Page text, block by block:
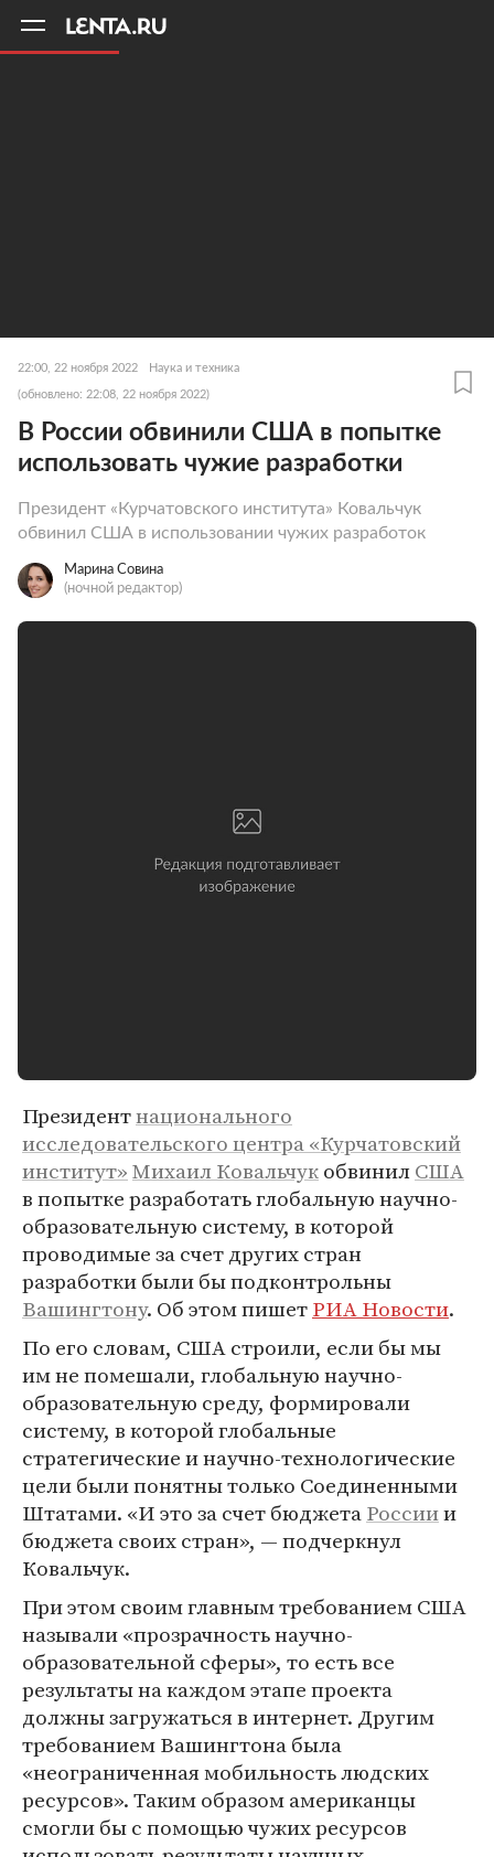
22:00, 22 ноября 2022 Наука и техника
(обновлено: 22:08, 22 ноября 2022)
В России обвинили США в попытке
использовать чужие разработки
Президент «Курчатовского института» Ковальчук
обвинил США в использовании чужих разработок
Марина Совина
(ночной редактор)
Президентнационального
исследовательского центра «Курчатовский
институт»Михаил КовальчукобвинилСША
в попытке разработать глобальную научно-
образовательную систему, в которой
проводимые за счет других стран
разработки были бы подконтрольны
Вашингтону. Об этом пишетРИА Новости.
По его словам, США строили, если бы мы
им не помешали, глобальную научно-
образовательную среду, формировали
систему, в которой глобальные
стратегические и научно-технологические
цели были понятны только Соединенными
Штатами. «И это за счет бюджетаРоссиии
бюджета своих стран», — подчеркнул
Ковальчук.
При этом своим главным требованием США
называли «прозрачность научно-
образовательной сферы», то есть все
результаты на каждом этапе проекта
должны загружаться в интернет. Другим
требованием Вашингтона была
«неограниченная мобильность людских
ресурсов». Таким образом американцы
смогли бы с помощью чужих ресурсов